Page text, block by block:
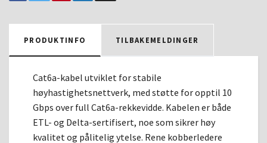
PRODUKTINFO TILBAKEMELDINGER
Cat6a-kabel utviklet for stabile
høyhastighetsnettverk, med støtte for opptil 10
Gbps over full Cat6a-rekkevidde. Kabelen er både
ETL- og Delta-sertifisert, noe som sikrer høy
kvalitet og pålitelig ytelse. Rene kobberledere